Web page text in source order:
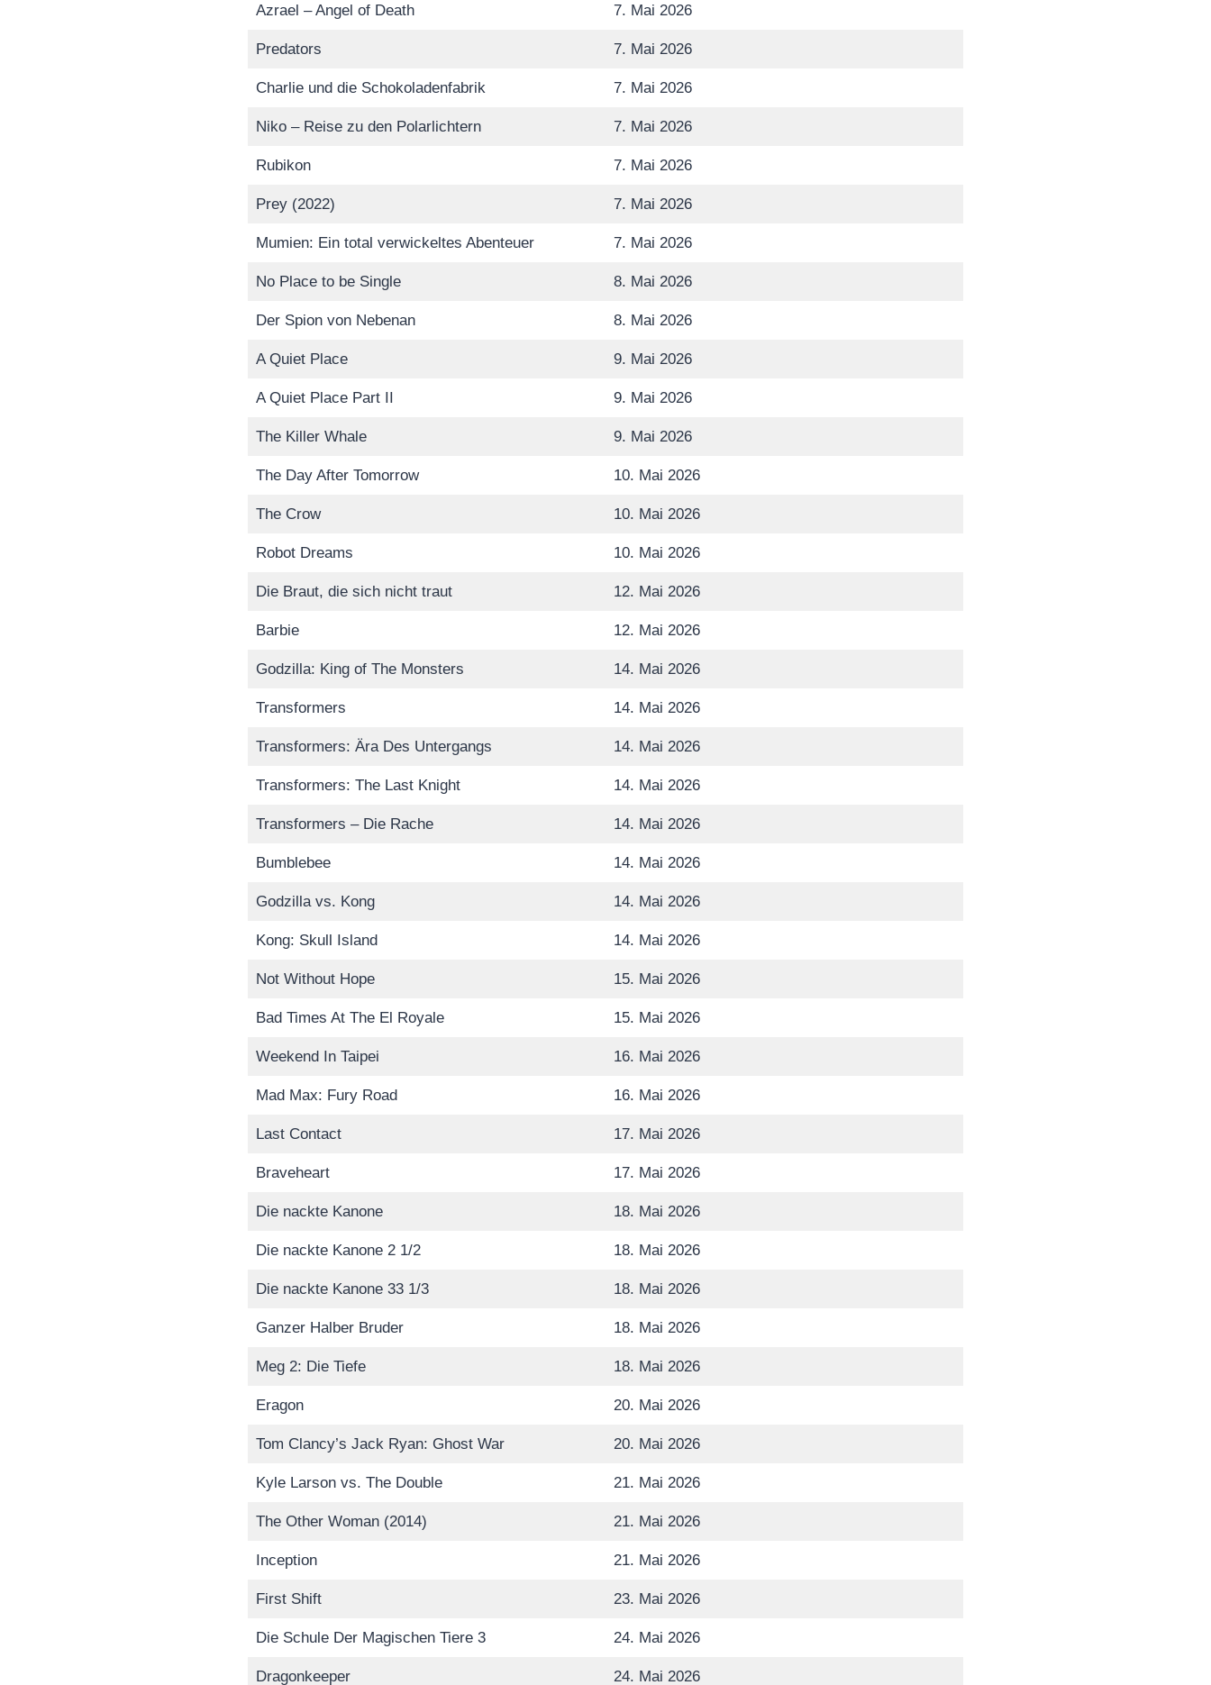
Azrael – Angel of Death 7. Mai 2026
Predators 7. Mai 2026
Charlie und die Schokoladenfabrik 7. Mai 2026
Niko – Reise zu den Polarlichtern 7. Mai 2026
Rubikon 7. Mai 2026
Prey (2022) 7. Mai 2026
Mumien: Ein total verwickeltes Abenteuer 7. Mai 2026
No Place to be Single 8. Mai 2026
Der Spion von Nebenan 8. Mai 2026
A Quiet Place 9. Mai 2026
A Quiet Place Part II 9. Mai 2026
The Killer Whale 9. Mai 2026
The Day After Tomorrow 10. Mai 2026
The Crow 10. Mai 2026
Robot Dreams 10. Mai 2026
Die Braut, die sich nicht traut 12. Mai 2026
Barbie 12. Mai 2026
Godzilla: King of The Monsters 14. Mai 2026
Transformers 14. Mai 2026
Transformers: Ära Des Untergangs 14. Mai 2026
Transformers: The Last Knight 14. Mai 2026
Transformers – Die Rache 14. Mai 2026
Bumblebee 14. Mai 2026
Godzilla vs. Kong 14. Mai 2026
Kong: Skull Island 14. Mai 2026
Not Without Hope 15. Mai 2026
Bad Times At The El Royale 15. Mai 2026
Weekend In Taipei 16. Mai 2026
Mad Max: Fury Road 16. Mai 2026
Last Contact 17. Mai 2026
Braveheart 17. Mai 2026
Die nackte Kanone 18. Mai 2026
Die nackte Kanone 2 1/2 18. Mai 2026
Die nackte Kanone 33 1/3 18. Mai 2026
Ganzer Halber Bruder 18. Mai 2026
Meg 2: Die Tiefe 18. Mai 2026
Eragon 20. Mai 2026
Tom Clancy’s Jack Ryan: Ghost War 20. Mai 2026
Kyle Larson vs. The Double 21. Mai 2026
The Other Woman (2014) 21. Mai 2026
Inception 21. Mai 2026
First Shift 23. Mai 2026
Die Schule Der Magischen Tiere 3 24. Mai 2026
Dragonkeeper 24. Mai 2026